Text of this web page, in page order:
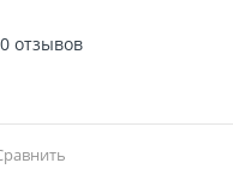
0 отзывов